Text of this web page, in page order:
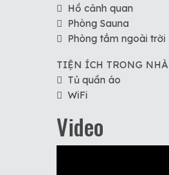
Hồ cảnh quan
Phòng Sauna
Phòng tắm ngoài trời
TIỆN ÍCH TRONG NHÀ
Tủ quần áo
WiFi
Video